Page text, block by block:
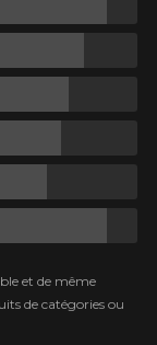
et de même
de catégories ou